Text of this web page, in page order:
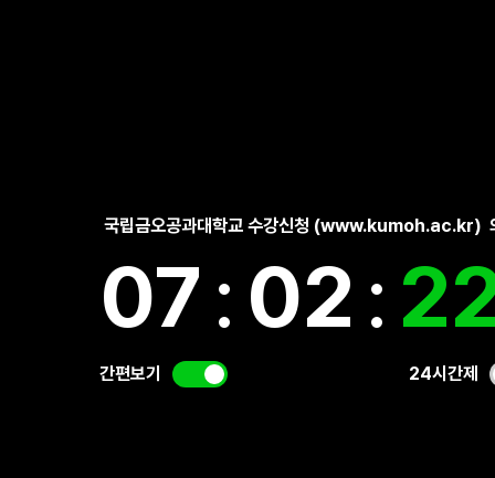
국립금오공과대학교 수강신청 (www.kumoh.ac.kr)
07: 02 :
간편보기 24시간제